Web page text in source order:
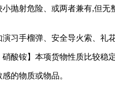
抛射危险、或两者兼有,但
习手榴弹、安全导火索、礼
酸铵】本项货物性质比较稳
的物质或物品。